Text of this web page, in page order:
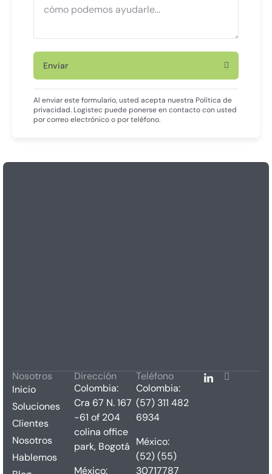
Enviar
Al enviar este formulario, usted acepta nuestra Política de
privacidad. Logistec puede ponerse en contacto con usted
por correo electrónico o por teléfono.
Nosotros
Inicio
Soluciones
Clientes
Nosotros
Hablemos
Dirección
Colombia:
Cra 67 N. 167
-61 of 204
colina office
park, Bogotá
México:
Teléfono
Colombia:
(57) 311 482
6934
México:
(52) (55)
30717787